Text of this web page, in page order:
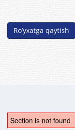
Ro’yxatga qaytish
Section is not found